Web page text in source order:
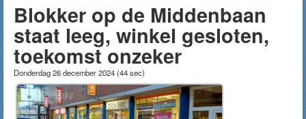
Blokker op de Middenbaan
staat leeg, winkel gesloten,
toekomst onzeker
Donderdag 26 december 2024(44 sec)